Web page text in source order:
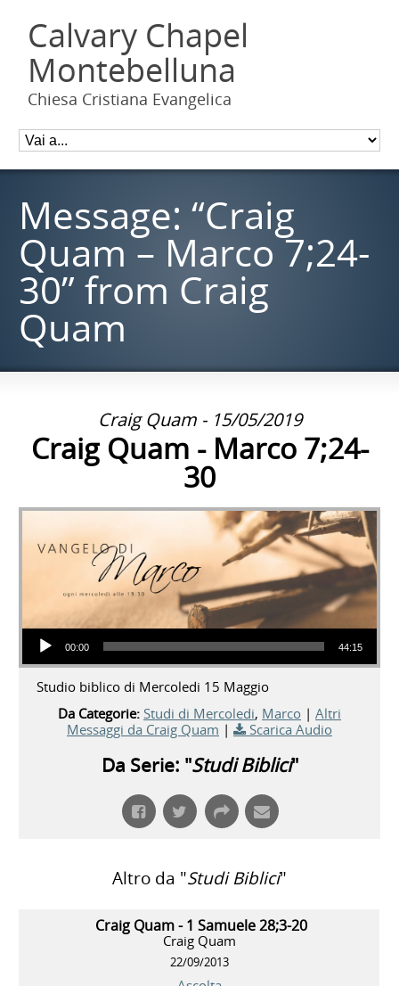
Calvary Chapel
Montebelluna
Chiesa Cristiana Evangelica
Message: “Craig
Quam – Marco 7;24-
30” from Craig
Quam
Craig Quam - 15/05/2019
Craig Quam - Marco 7;24-
30
Audio Player
00:00 44:15
Studio biblico di Mercoledi 15 Maggio
Da Categorie: Studi di Mercoledi, Marco | Altri
Messaggi da Craig Quam | Scarica Audio
Da Serie: "Studi Biblici"
Altro da "Studi Biblici"
Craig Quam - 1 Samuele 28;3-20
Craig Quam
22/09/2013